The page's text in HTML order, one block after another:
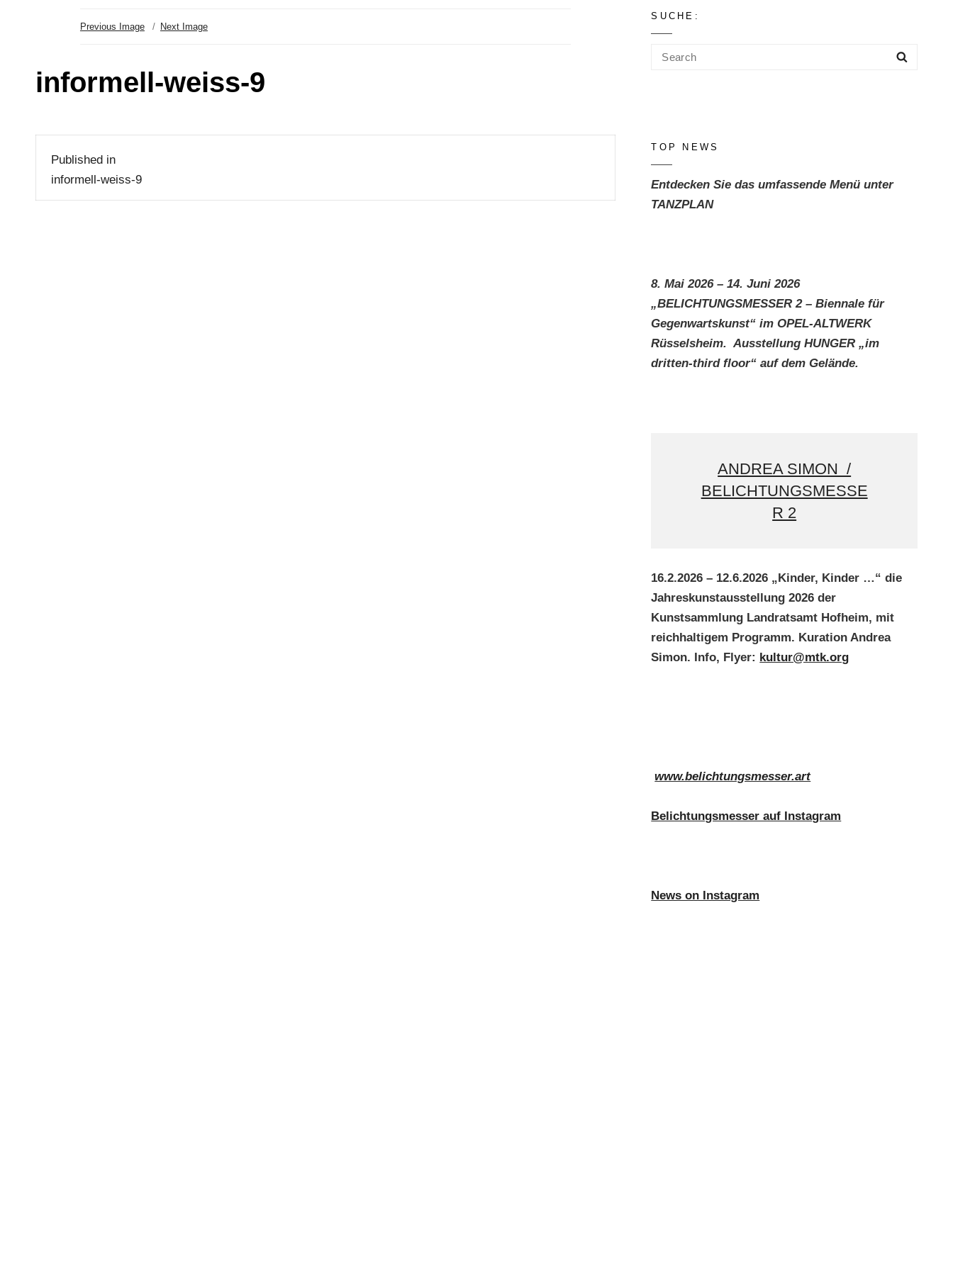
Previous Image Next Image
informell-weiss-9
Beitragsnavigation
Published in
informell-weiss-9
SUCHE:
Search
TOP NEWS
Entdecken Sie das umfassende Menü unter
TANZPLAN
8. Mai 2026 – 14. Juni 2026
„BELICHTUNGSMESSER 2 – Biennale für
Gegenwartskunst“ im OPEL-ALTWERK
Rüsselsheim. Ausstellung HUNGER „im
dritten-third floor“ auf dem Gelände.
ANDREA SIMON /
BELICHTUNGSMESSE
R 2
16.2.2026 – 12.6.2026 „Kinder, Kinder …“ die
Jahreskunstausstellung 2026 der
Kunstsammlung Landratsamt Hofheim, mit
reichhaltigem Programm. Kuration Andrea
Simon. Info, Flyer: kultur@mtk.org
www.belichtungsmesser.art
Belichtungsmesser auf Instagram
News on Instagram